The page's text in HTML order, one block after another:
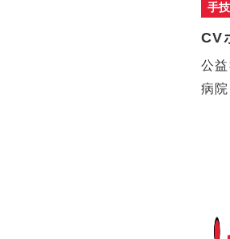
手
CV
公
病